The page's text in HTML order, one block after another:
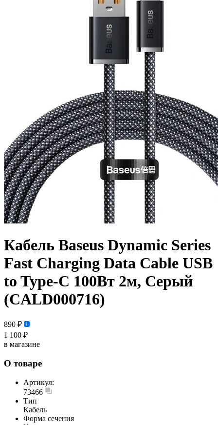
Кабель Baseus Dynamic Series
Fast Charging Data Cable USB
to Type-C 100Вт 2м, Серый
(CALD000716)
890 ₽
1 100 ₽
в магазине
О товаре
Артикул:
73466
Тип
Кабель
Форма сечения